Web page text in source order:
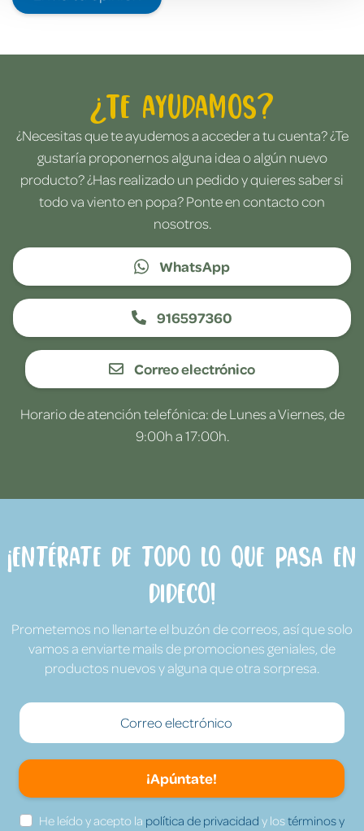
¿Te ayudamos?
¿Necesitas que te ayudemos a acceder a tu cuenta? ¿Te
gustaría proponernos alguna idea o algún nuevo
producto? ¿Has realizado un pedido y quieres saber si
todo va viento en popa? Ponte en contacto con
nosotros.
WhatsApp
916597360
Correo electrónico
Horario de atención telefónica: de Lunes a Viernes, de
9:00h a 17:00h.
¡Entérate de todo lo que pasa en
Dideco!
Prometemos no llenarte el buzón de correos, así que solo
vamos a enviarte mails de promociones geniales, de
productos nuevos y alguna que otra sorpresa.
¡Apúntate!
He leído y acepto la política de privacidad y lostérminos y